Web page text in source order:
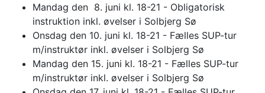
Mandag den 8. juni kl. 18-21 - Obligatorisk
instruktion inkl. øvelser i Solbjerg Sø
Onsdag den 10. juni kl. 18-21 - Fælles SUP-tur
m/instruktør inkl. øvelser i Solbjerg Sø
Mandag den 15. juni kl. 18-21 - Fælles SUP-tur
m/instruktør inkl. øvelser i Solbjerg Sø